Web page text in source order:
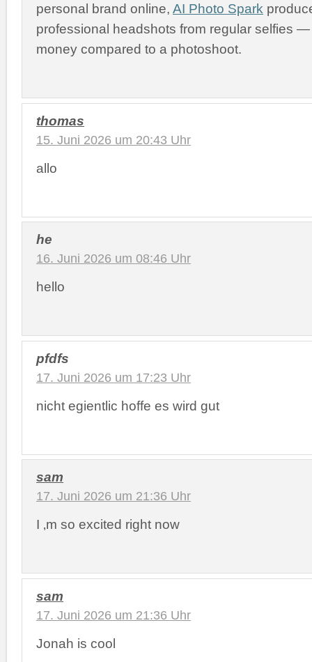
personal brand online, AI Photo Spark
professional headshots from regular selfies
money compared to a photoshoot.
thomas
15. Juni 2026 um 20:43 Uhr
allo
he
16. Juni 2026 um 08:46 Uhr
hello
pfdfs
17. Juni 2026 um 17:23 Uhr
nicht egientlic hoffe es wird gut
sam
17. Juni 2026 um 21:36 Uhr
I ‚m so excited right now
sam
17. Juni 2026 um 21:36 Uhr
Jonah is cool